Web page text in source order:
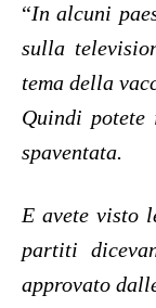
“In alcuni
sulla
tema della
Quindi potete
spaventata.
E avete visto
partiti
approvato